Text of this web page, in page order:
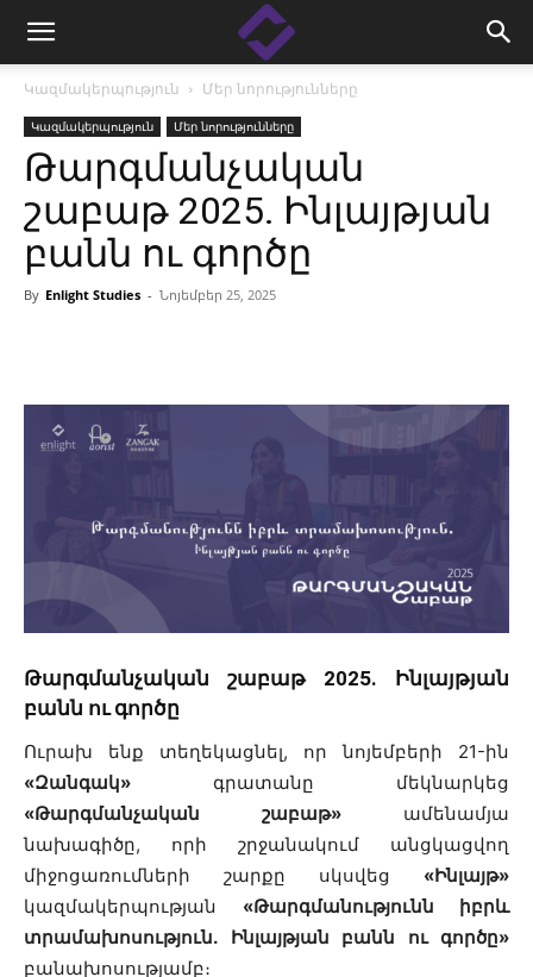
Կազմակերպություն Մեր նորությունները
Կազմակերպություն Մեր նորությունները
Թարգմանչական
շաբաթ 2025․ Ինլայթյան
բանն ու գործը
By Enlight Studies - Նոյեմբեր 25, 2025
Թարգմանչական շաբաթ 2025․ Ինլայթյան
բանն ու գործը
Ուրախ ենք տեղեկացնել, որ նոյեմբերի 21-ին
«Զանգակ» գրատանը մեկնարկեց
«Թարգմանչական շաբաթ»ամենամյա
նախագիծը, որի շրջանակում անցկացվող
միջոցառումների շարքը սկսվեց «Ինլայթ»
կազմակերպության «Թարգմանությունն իբրև
տրամախոսություն․ Ինլայթյան բանն ու գործը»
բանախոսությամբ։